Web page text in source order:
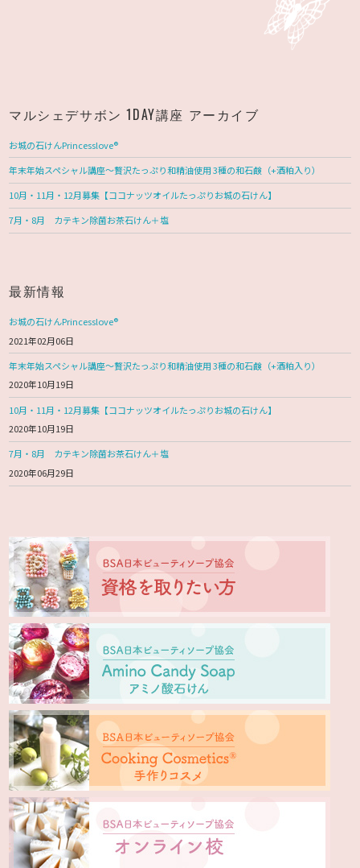
マルシェデサボン 1DAY講座 アーカイブ
お城の石けんPrincesslove®
年末年始スペシャル講座〜贅沢たっぷり和精油使用 3種の和石鹸（+酒粕入り）
10月・11月・12月募集【ココナッツオイルたっぷりお城の石けん】
7月・8月 カテキン除菌お茶石けん＋塩
最新情報
お城の石けんPrincesslove®
2021年02月06日
年末年始スペシャル講座〜贅沢たっぷり和精油使用 3種の和石鹸（+酒粕入り）
2020年10月19日
10月・11月・12月募集【ココナッツオイルたっぷりお城の石けん】
2020年10月19日
7月・8月 カテキン除菌お茶石けん＋塩
2020年06月29日